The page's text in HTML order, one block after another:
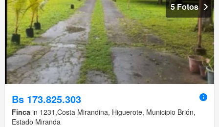
5 Fotos
Bs 173.825.303
Finca in 1231,Costa Mirandina, Higuerote, Municipio Brión,
Estado Miranda